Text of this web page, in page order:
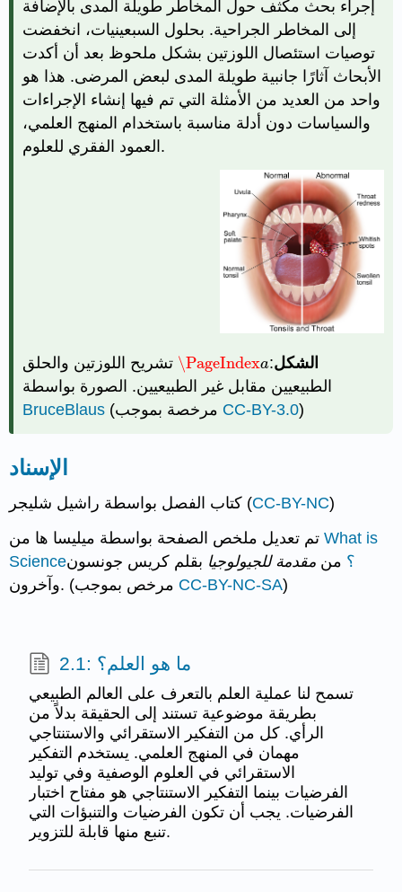
إجراء بحث مكثف حول المخاطر طويلة المدى بالإضافة
إلى المخاطر الجراحية. بحلول السبعينيات، انخفضت
توصيات استئصال اللوزتين بشكل ملحوظ بعد أن أكدت
الأبحاث آثارًا جانبية طويلة المدى لبعض المرضى. هذا هو
واحد من العديد من الأمثلة التي تم فيها إنشاء الإجراءات
والسياسات دون أدلة مناسبة باستخدام المنهج العلمي،
العمود الفقري للعلوم.
الشكل:
\PageIndexa
\PageIndexa
تشريح اللوزتين والحلق
الطبيعيين مقابل غير الطبيعيين. الصورة بواسطة
BruceBlaus
CC-BY-3.0)
الإسناد
كتاب الفصل بواسطة راشيل شليجر (CC-BY-NC)
تم تعديل ملخص الصفحة بواسطة ميليسا ها منWhat is
Science؟ من مقدمة للجيولوجيا بقلم كريس جونسون
CC-BY-NC-SA)
2.1: ما هو العلم؟
تسمح لنا عملية العلم بالتعرف على العالم الطبيعي
بطريقة موضوعية تستند إلى الحقيقة بدلاً من
الرأي. كل من التفكير الاستقرائي والاستنتاجي
مهمان في المنهج العلمي. يستخدم التفكير
الاستقرائي في العلوم الوصفية وفي توليد
الفرضيات بينما التفكير الاستنتاجي هو مفتاح اختبار
الفرضيات. يجب أن تكون الفرضيات والتنبؤات التي
تنبع منها قابلة للتزوير.